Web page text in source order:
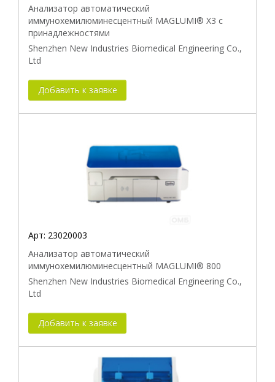
Анализатор автоматический
иммунохемилюминесцентный MAGLUMI® X3 с
принадлежностями
Shenzhen New Industries Biomedical Engineering Co.,
Ltd
Добавить к заявке
Арт: 23020003
Анализатор автоматический
иммунохемилюминесцентный MAGLUMI® 800
Shenzhen New Industries Biomedical Engineering Co.,
Ltd
Добавить к заявке